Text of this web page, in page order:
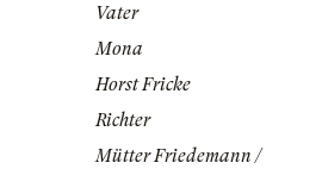
Vater
Mona
Horst Fricke
Richter
Mütter Friedemann /